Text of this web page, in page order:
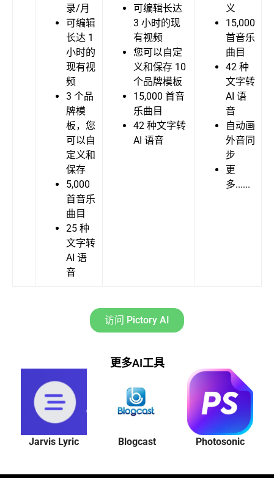
录/月
可编辑
长达 1
小时的
现有视
频
3 个品
牌模
板，您
可以自
定义和
保存
5,000
首音乐
曲目
25 种
文字转
AI 语
音
可编辑长达
3 小时的现
有视频
您可以自定
义和保存 10
个品牌模板
15,000 首音
乐曲目
42 种文字转
AI 语音
义
15,000
首音乐
曲目
42 种
文字转
AI 语
音
自动画
外音同
步
更
多......
访问 Pictory AI
更多AI工具
Jarvis Lyric Blogcast Photosonic